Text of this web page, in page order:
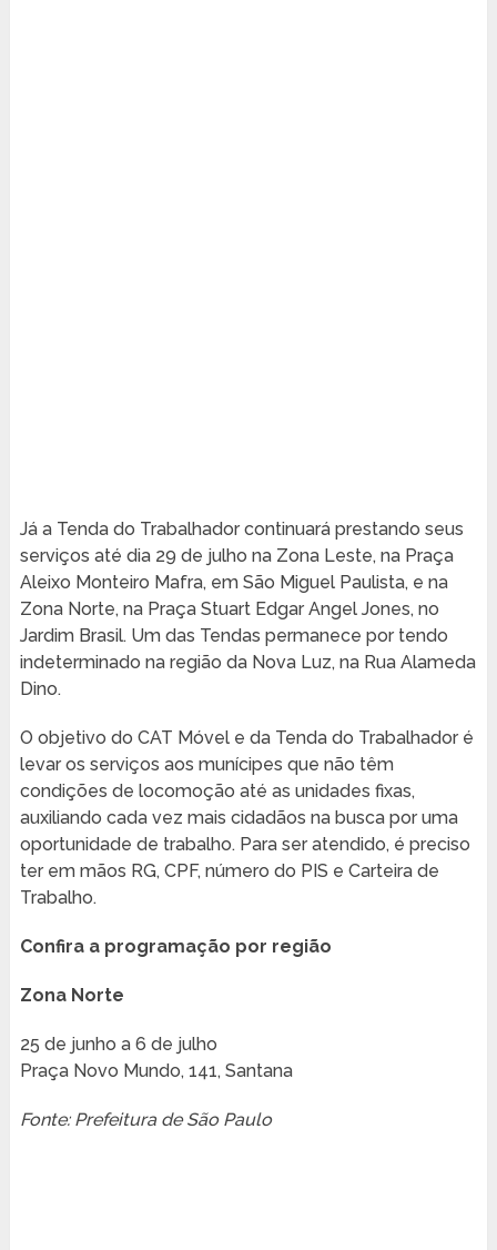
Já a Tenda do Trabalhador continuará prestando seus
serviços até dia 29 de julho na Zona Leste, na Praça
Aleixo Monteiro Mafra, em São Miguel Paulista, e na
Zona Norte, na Praça Stuart Edgar Angel Jones, no
Jardim Brasil. Um das Tendas permanece por tendo
indeterminado na região da Nova Luz, na Rua Alameda
Dino.
O objetivo do CAT Móvel e da Tenda do Trabalhador é
levar os serviços aos munícipes que não têm
condições de locomoção até as unidades fixas,
auxiliando cada vez mais cidadãos na busca por uma
oportunidade de trabalho. Para ser atendido, é preciso
ter em mãos RG, CPF, número do PIS e Carteira de
Trabalho.
Confira a programação por região
Zona Norte
25 de junho a 6 de julho
Praça Novo Mundo, 141, Santana
Fonte: Prefeitura de São Paulo